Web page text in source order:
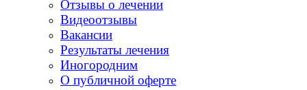
Отзывы о лечении
Видеоотзывы
Вакансии
Результаты лечения
Иногородним
О публичной оферте